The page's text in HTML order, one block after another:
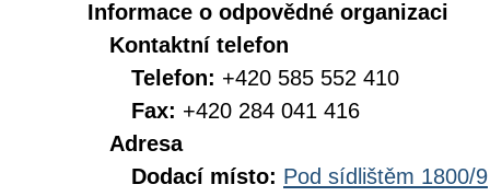
Informace o odpovědné organizaci
Kontaktní telefon
Telefon: +420 585 552 410
Fax: +420 284 041 416
Adresa
Dodací místo: Pod sídlištěm 1800/9